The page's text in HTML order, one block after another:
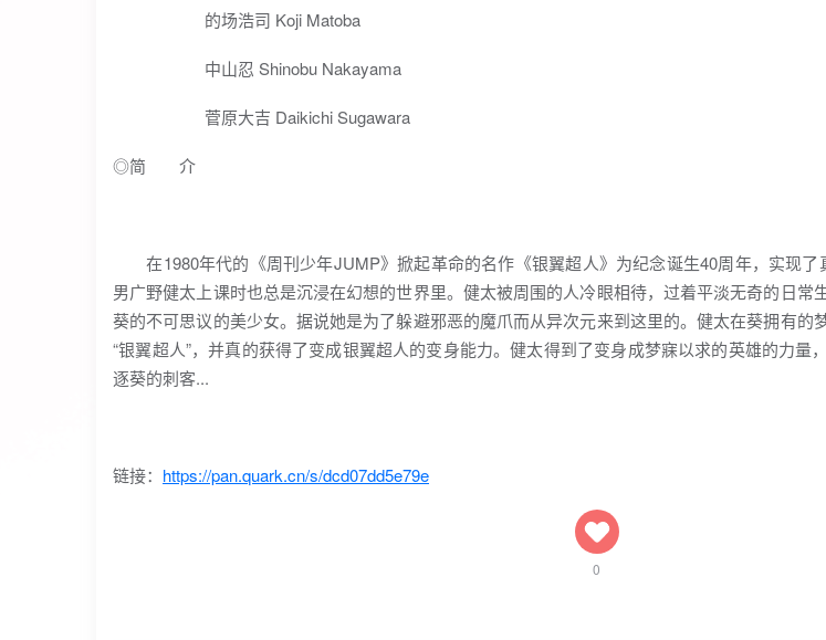
的场浩司 Koji Matoba
中山忍 Shinobu Nakayama
菅原大吉 Daikichi Sugawara
◎简 介
在1980年代的《周刊少年JUMP》掀起革命的名作《银翼超人》为纪念诞生40周年，实现了
男广野健太上课时也总是沉浸在幻想的世界里。健太被周围的人冷眼相待，过着平淡无奇的日常
葵的不可思议的美少女。据说她是为了躲避邪恶的魔爪而从异次元来到这里的。健太在葵拥有的
“银翼超人”，并真的获得了变成银翼超人的变身能力。健太得到了变身成梦寐以求的英雄的力量
逐葵的刺客...
链接： https://pan.quark.cn/s/dcd07dd5e79e
0